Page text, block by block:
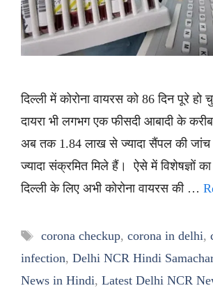
दिल्ली में कोरोना वायरस को 86 दिन पूरे
दायरा भी लगभग एक फीसदी आबादी के
अब तक 1.84 लाख से ज्यादा सैंपल की जांच
ज्यादा संक्रमित मिले हैं। ऐसे में विशेषज्ञों का
दिल्ली के लिए अभी कोरोना वायरस की …
Tags
corona checkup, corona in delhi,
infection, Delhi NCR Hindi Samachar
News in Hindi, Latest Delhi NCR